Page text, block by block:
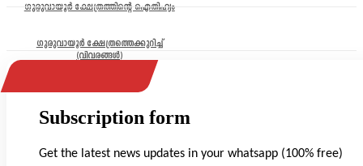
ഗുരുവായൂർ ക്ഷേത്രത്തിന്റെ ഐതിഹ്യം
ഗുരുവായൂർ ക്ഷേത്രത്തെക്കുറിച്ച്
(വിവരങ്ങൾ)
Subscription form
Get the latest news updates in your whatsapp (100% free)